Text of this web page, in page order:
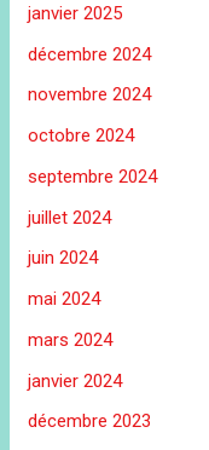
janvier 2025
décembre 2024
novembre 2024
octobre 2024
septembre 2024
juillet 2024
juin 2024
mai 2024
mars 2024
janvier 2024
décembre 2023